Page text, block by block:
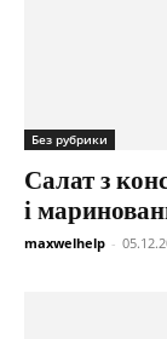
Без рубрики
Салат з
і
maxwelhelp -